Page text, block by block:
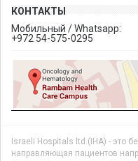
КОНТАКТЫ
Мобильный / Whatsapp:
+972 54-575-0295
Israeli Hospitals ltd.(IHA) - это
направляющая пациентов